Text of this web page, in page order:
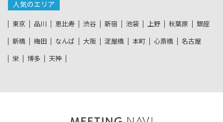
人気のエリア
東京 品川 恵比寿 渋谷 新宿 池袋 上野 秋葉原 銀座
新橋 梅田 なんば 大阪 淀屋橋 本町 心斎橋 名古屋
栄 博多 天神